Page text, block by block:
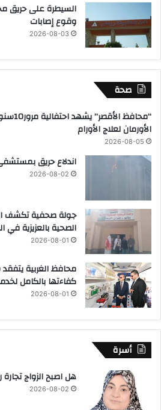
السيطرة على حريق
وقوع إصابات
2026-08-03
صحة
الأورمان لعلاج الأورام
2026-08-05
اندلاع حريق
2026-08-02
جولة صحفية تكشف
الصحية بالعزيزية في
2026-08-01
محافظ الغربية
كفاءتها بالكامل
2026-08-01
أسرة
هل اصبح الزواج تجارة
2026-08-02